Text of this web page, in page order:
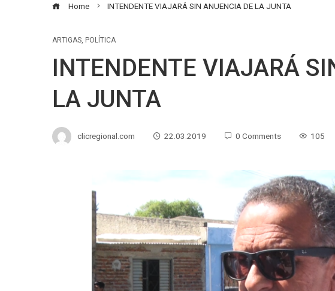
Home INTENDENTE VIAJARÁ SIN ANUENCIA DE LA JUNTA
ARTIGAS, POLÍTICA
INTENDENTE VIAJARÁ
LA JUNTA
clicregional.com 22.03.2019 0 Comments 105